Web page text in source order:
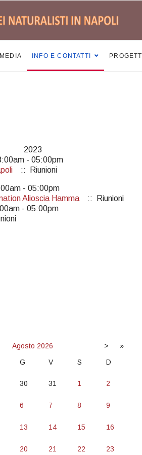
INFO E CONTATTI PROGETTI
2023
- 05:00pm
:: Riunioni
- 05:00pm
Alioscia Hamma
:: Riunioni
- 05:00pm
Agosto 2026 >
»
G V S D
30 31 1 2
6 7 8 9
13 14 15 16
20 21 22 23